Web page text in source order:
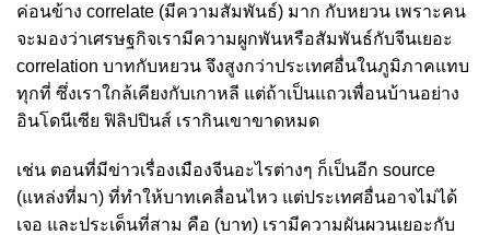
ค่อนข้าง correlate (มีความสัมพันธ์) มาก กับหยวน เพราะคน
จะมองว่าเศรษฐกิจเรามีความผูกพันหรือสัมพันธ์กับจีนเยอะ
correlation บาทกับหยวน จึงสูงกว่าประเทศอื่นในภูมิภาคแทบ
ทุกที่ ซึ่งเราใกล้เคียงกับเกาหลี แต่ถ้าเป็นแถวเพื่อนบ้านอย่าง
อินโดนีเซีย ฟิลิปปินส์ เรากินเขาขาดหมด
เช่น ตอนที่มีข่าวเรื่องเมืองจีนอะไรต่างๆ ก็เป็นอีก source
(แหล่งที่มา) ที่ทำให้บาทเคลื่อนไหว แต่ประเทศอื่นอาจไม่ได้
เจอ และประเด็นที่สาม คือ (บาท) เรามีความผันผวนเยอะกับ